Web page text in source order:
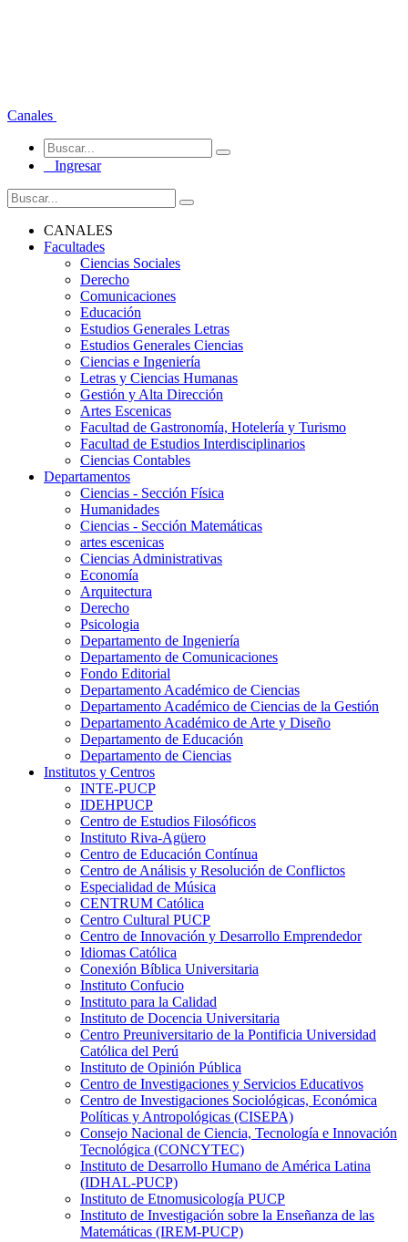
Canales
Ingresar
CANALES
Facultades
Ciencias Sociales
Derecho
Comunicaciones
Educación
Estudios Generales Letras
Estudios Generales Ciencias
Ciencias e Ingeniería
Letras y Ciencias Humanas
Gestión y Alta Dirección
Artes Escenicas
Facultad de Gastronomía, Hotelería y Turismo
Facultad de Estudios Interdisciplinarios
Ciencias Contables
Departamentos
Ciencias - Sección Física
Humanidades
Ciencias - Sección Matemáticas
artes escenicas
Ciencias Administrativas
Economía
Arquitectura
Derecho
Psicologia
Departamento de Ingeniería
Departamento de Comunicaciones
Fondo Editorial
Departamento Académico de Ciencias
Departamento Académico de Ciencias de la Gestión
Departamento Académico de Arte y Diseño
Departamento de Educación
Departamento de Ciencias
Institutos y Centros
INTE-PUCP
IDEHPUCP
Centro de Estudios Filosóficos
Instituto Riva-Agüero
Centro de Educación Contínua
Centro de Análisis y Resolución de Conflictos
Especialidad de Música
CENTRUM Católica
Centro Cultural PUCP
Centro de Innovación y Desarrollo Emprendedor
Idiomas Católica
Conexión Bíblica Universitaria
Instituto Confucio
Instituto para la Calidad
Instituto de Docencia Universitaria
Centro Preuniversitario de la Pontificia Universidad
Católica del Perú
Instituto de Opinión Pública
Centro de Investigaciones y Servicios Educativos
Centro de Investigaciones Sociológicas, Económica
Políticas y Antropológicas (CISEPA)
Consejo Nacional de Ciencia, Tecnología e Innovación
Tecnológica (CONCYTEC)
Instituto de Desarrollo Humano de América Latina
(IDHAL-PUCP)
Instituto de Etnomusicología PUCP
Instituto de Investigación sobre la Enseñanza de las
Matemáticas (IREM-PUCP)